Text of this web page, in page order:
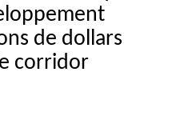
de dollars
corridor